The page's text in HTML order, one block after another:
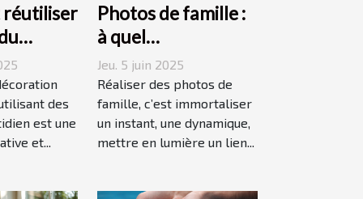
réutiliser
une
des
est une
et...
Photos de famille :
à quel
photographe
confier cette tâche
à Grenoble ?
Jeu. 5 juin 2025
Réaliser des photos de
famille, c’est immortaliser
un instant, une dynamique,
mettre en lumière un lien...